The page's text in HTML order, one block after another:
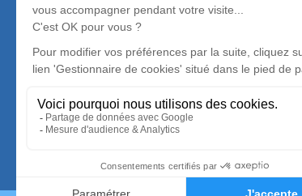
Trans'Ambulances
05 36 37 86 12
trans-ambulances@orange.fr
16 boulevard Emile Borel - 12400 - Saint-